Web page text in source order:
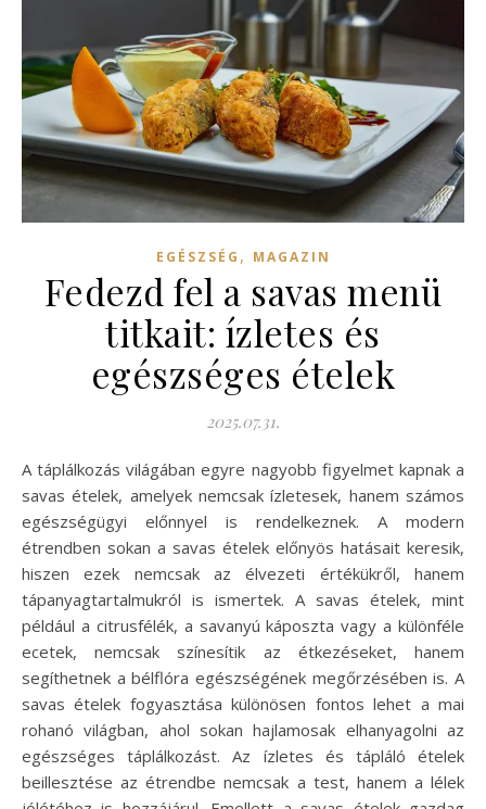
EGÉSZSÉG , MAGAZIN
Fedezd fel a savas menü
titkait: ízletes és
egészséges ételek
2025.07.31.
A táplálkozás világában egyre nagyobb figyelmet kapnak a
savas ételek, amelyek nemcsak ízletesek, hanem számos
egészségügyi előnnyel is rendelkeznek. A modern
étrendben sokan a savas ételek előnyös hatásait keresik,
hiszen ezek nemcsak az élvezeti értékükről, hanem
tápanyagtartalmukról is ismertek. A savas ételek, mint
például a citrusfélék, a savanyú káposzta vagy a különféle
ecetek, nemcsak színesítik az étkezéseket, hanem
segíthetnek a bélflóra egészségének megőrzésében is. A
savas ételek fogyasztása különösen fontos lehet a mai
rohanó világban, ahol sokan hajlamosak elhanyagolni az
egészséges táplálkozást. Az ízletes és tápláló ételek
beillesztése az étrendbe nemcsak a test, hanem a lélek